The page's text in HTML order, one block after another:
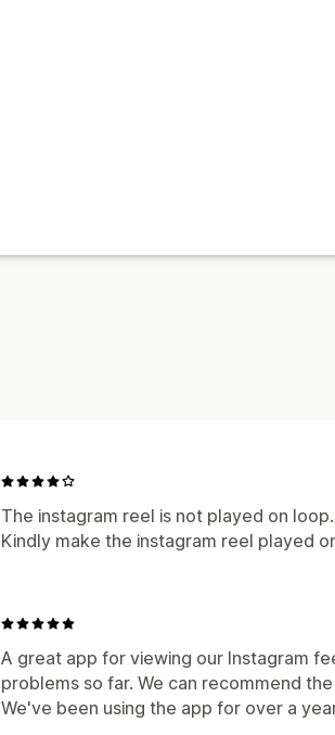
The instagram reel is not played on
Kindly make the instagram reel played
A great app for viewing our Instagram
problems so far. We can recommend
We've been using the app for over a